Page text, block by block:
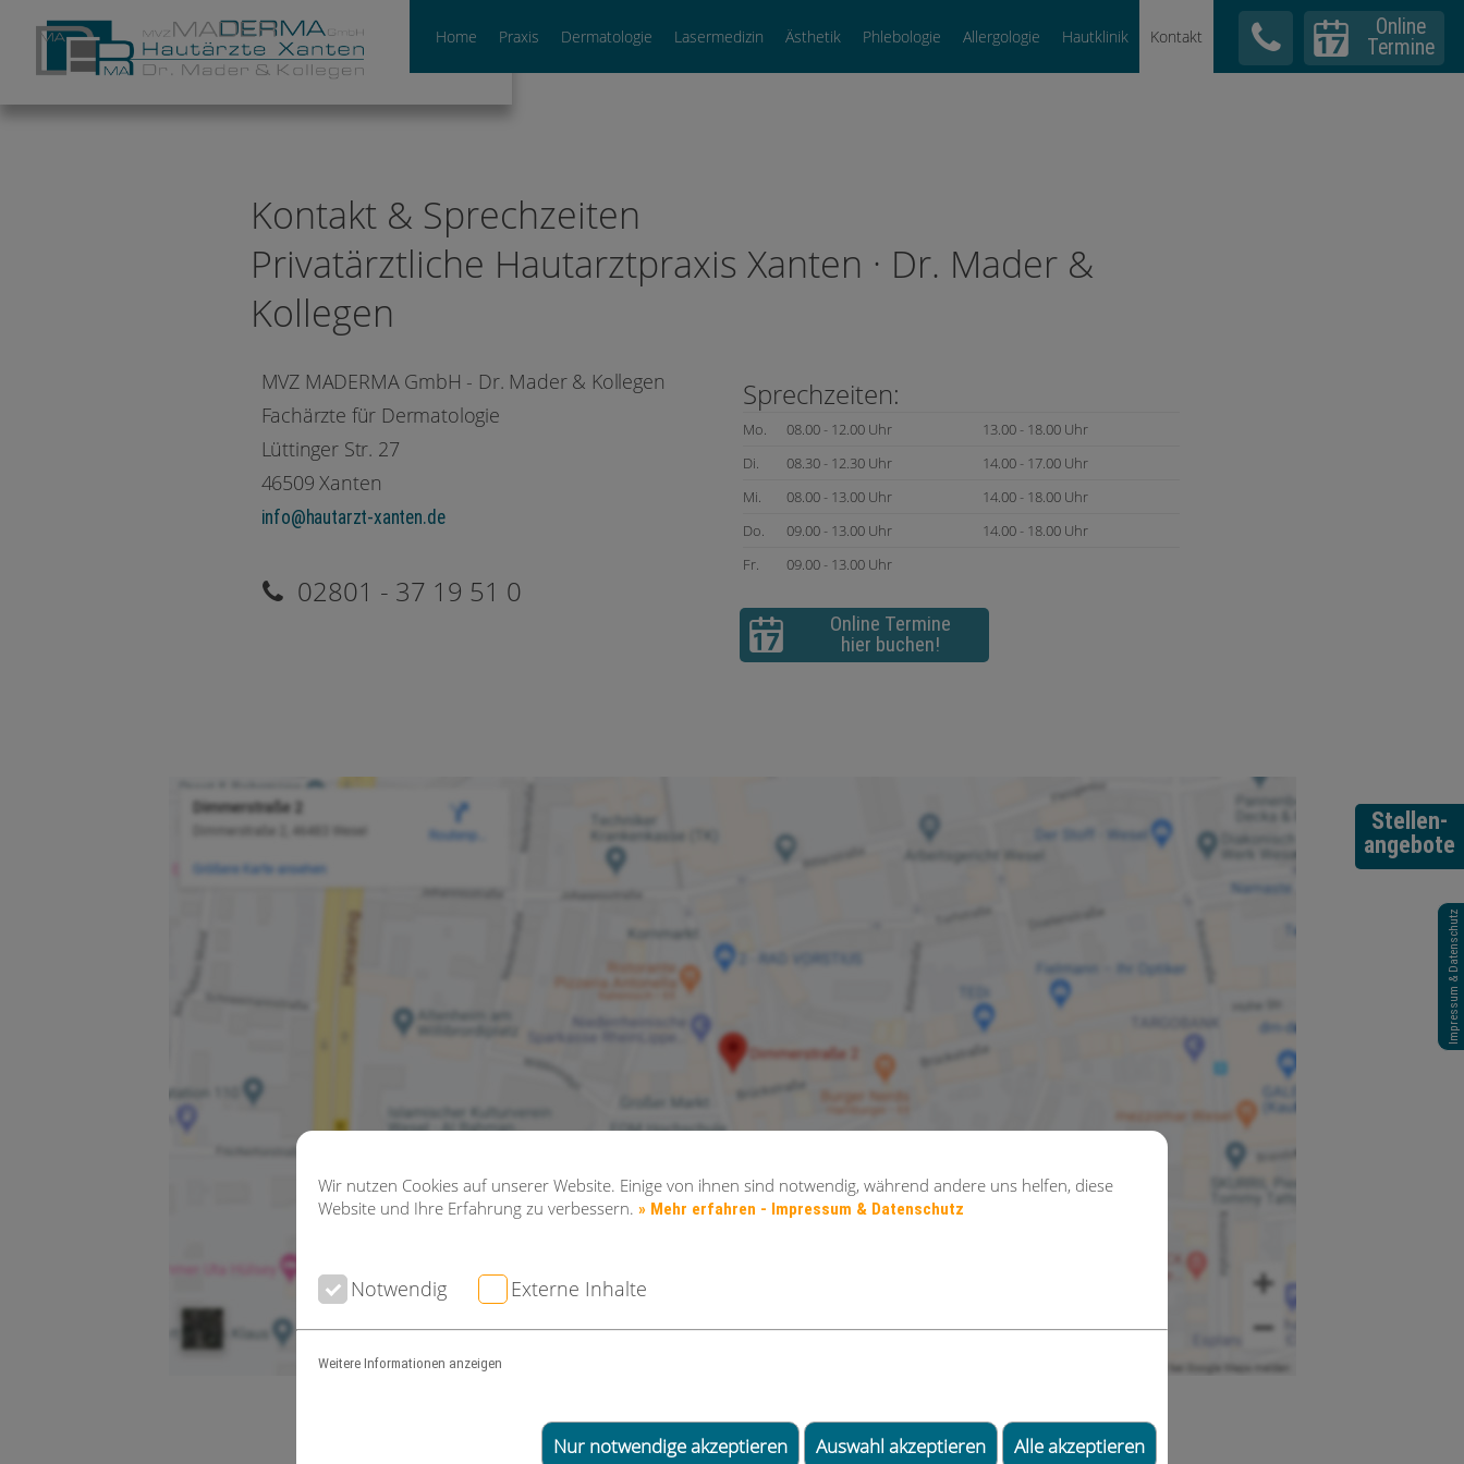
Impressum & Datenschutz
Wir nutzen Cookies auf unserer Website. Einige von ihnen sind notwendig, während andere uns helfen, diese
Website und Ihre Erfahrung zu verbessern. » Mehr erfahren - Impressum & Datenschutz
Notwendig Externe Inhalte
Weitere Informationen anzeigen
Nur notwendige akzeptieren Auswahl akzeptieren Alle akzeptieren
Stellen-
angebote
Home Praxis Dermatologie Lasermedizin Ästhetik Phlebologie Allergologie Hautklinik Kontakt
Online
Termine
Kontakt & Sprechzeiten
Privatärztliche Hautarztpraxis Xanten · Dr. Mader &
Kollegen
MVZ MADERMA GmbH - Dr. Mader & Kollegen
Fachärzte für Dermatologie
Lüttinger Str. 27
46509 Xanten
info@hautarzt-xanten.de
02801 - 37 19 51 0
Sprechzeiten:
Mo. 08.00 - 12.00 Uhr
13.00 - 18.00 Uhr
Di.
08.30 - 12.30 Uhr
14.00 - 17.00 Uhr
Mi.
08.00 - 13.00 Uhr
14.00 - 18.00 Uhr
Do.
09.00 - 13.00 Uhr
14.00 - 18.00 Uhr
Fr.
09.00 - 13.00 Uhr
Online Termine
hier buchen!